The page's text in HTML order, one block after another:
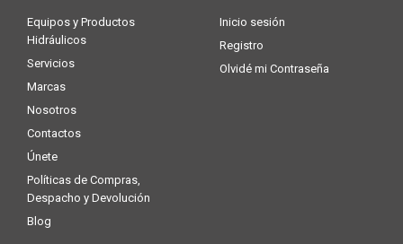
Equipos y Productos
Hidráulicos
Servicios
Marcas
Nosotros
Contactos
Únete
Políticas de Compras,
Despacho y Devolución
Blog
Inicio sesión
Registro
Olvidé mi Contraseña